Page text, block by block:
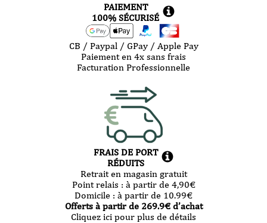
PAIEMENT
100% SÉCURISÉ
CB / Paypal / GPay / Apple Pay
Paiement en 4x sans frais
Facturation Professionnelle
FRAIS DE PORT
RÉDUITS
Retrait en magasin gratuit
Point relais : à partir de 4,90€
Domicile : à partir de 10.99€
Offerts à partir de 269.9€ d’achat
Cliquez ici pour plus de détails